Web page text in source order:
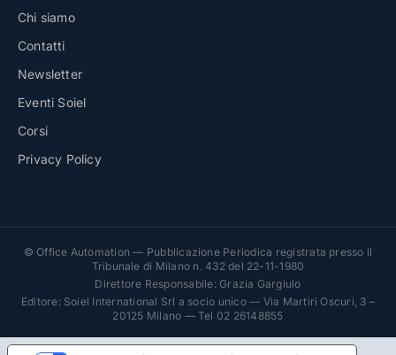
Chi siamo
Contatti
Newsletter
Eventi Soiel
Corsi
Privacy Policy
© Office Automation — Pubblicazione Periodica registrata presso il
Tribunale di Milano n. 432 del 22-11-1980
Direttore Responsabile: Grazia Gargiulo
Editore: Soiel International Srl a socio unico — Via Martiri Oscuri, 3 –
20125 Milano — Tel 02 26148855